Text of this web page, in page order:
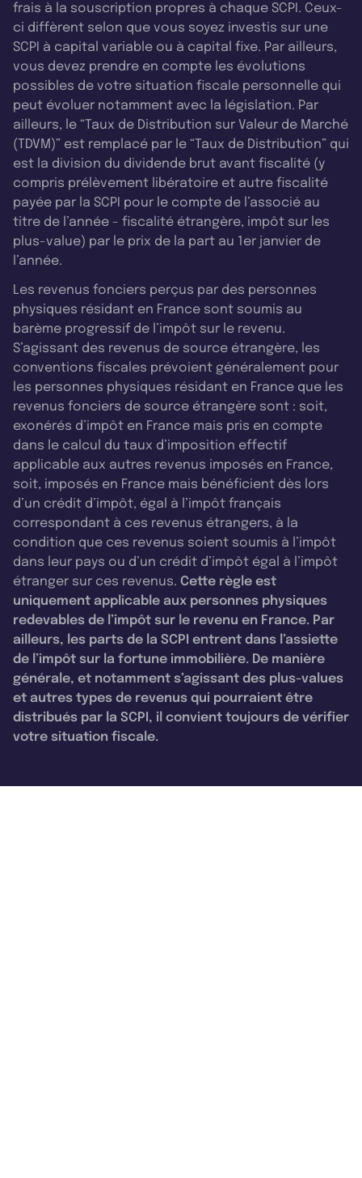
frais à la souscription propres à chaque SCPI. Ceux-
ci diffèrent selon que vous soyez investis sur une
SCPI à capital variable ou à capital fixe. Par ailleurs,
vous devez prendre en compte les évolutions
possibles de votre situation fiscale personnelle qui
peut évoluer notamment avec la législation. Par
ailleurs, le “Taux de Distribution sur Valeur de Marché
(TDVM)” est remplacé par le “Taux de Distribution” qui
est la division du dividende brut avant fiscalité (y
compris prélèvement libératoire et autre fiscalité
payée par la SCPI pour le compte de l’associé au
titre de l’année - fiscalité étrangère, impôt sur les
plus-value) par le prix de la part au 1er janvier de
l’année.
Les revenus fonciers perçus par des personnes
physiques résidant en France sont soumis au
barème progressif de l’impôt sur le revenu.
S’agissant des revenus de source étrangère, les
conventions fiscales prévoient généralement pour
les personnes physiques résidant en France que les
revenus fonciers de source étrangère sont : soit,
exonérés d’impôt en France mais pris en compte
dans le calcul du taux d’imposition effectif
applicable aux autres revenus imposés en France,
soit, imposés en France mais bénéficient dès lors
d’un crédit d’impôt, égal à l’impôt français
correspondant à ces revenus étrangers, à la
condition que ces revenus soient soumis à l’impôt
dans leur pays ou d’un crédit d’impôt égal à l’impôt
étranger sur ces revenus. Cette règle est
uniquement applicable aux personnes physiques
redevables de l’impôt sur le revenu en France. Par
ailleurs, les parts de la SCPI entrent dans l’assiette
de l’impôt sur la fortune immobilière. De manière
générale, et notamment s’agissant des plus-values
et autres types de revenus qui pourraient être
distribués par la SCPI, il convient toujours de vérifier
votre situation fiscale.